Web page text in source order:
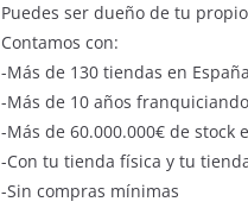
Puedes ser dueño de tu
Contamos con:
-Más de 130 tiendas en España
-Más de 10 años
-Más de 60.000.000€ de stock
-Con tu tienda física y tu
-Sin compras mínimas